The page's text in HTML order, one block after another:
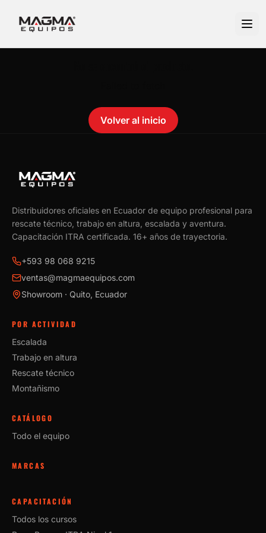
Volver al inicio
Distribuidores oficiales en Ecuador de equipo profesional para
rescate técnico, trabajo en altura, escalada y aventura.
Capacitación ITRA certificada. 16+ años de trayectoria.
+593 98 068 9215
ventas@magmaequipos.com
Showroom · Quito, Ecuador
POR ACTIVIDAD
Escalada
Trabajo en altura
Rescate técnico
Montañismo
CATÁLOGO
Todo el equipo
MARCAS
CAPACITACIÓN
Todos los cursos